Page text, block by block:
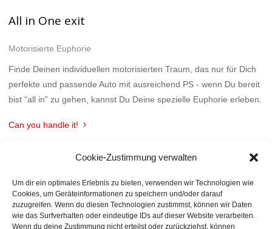
Cookie-Zustimmung verwalten
Um dir ein optimales Erlebnis zu bieten, verwenden wir Technologien wie
Cookies, um Geräteinformationen zu speichern und/oder darauf
zuzugreifen. Wenn du diesen Technologien zustimmst, können wir Daten
wie das Surfverhalten oder eindeutige IDs auf dieser Website verarbeiten.
Wenn du deine Zustimmung nicht erteilst oder zurückziehst, können
All in One exit
Motorisierte Euphorie
Finde Deinen individuellen motorisierten Traum, das nur für Dich
perfekte und passende Auto mit ausreichend PS - wenn Du bereit
bist “all in” zu gehen, kannst Du Deine spezielle Euphorie erleben.
Can you handle it!